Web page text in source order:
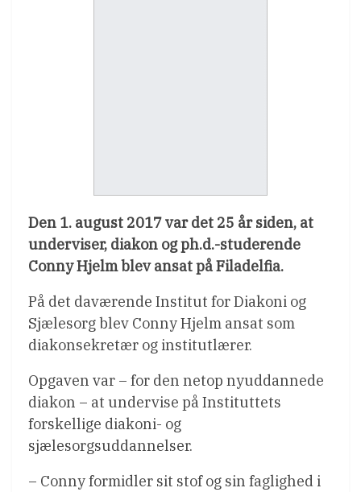
Den 1. august 2017 var det 25 år siden, at
underviser, diakon og ph.d.-studerende
Conny Hjelm blev ansat på Filadelfia.
På det daværende Institut for Diakoni og
Sjælesorg blev Conny Hjelm ansat som
diakonsekretær og institutlærer.
Opgaven var – for den netop nyuddannede
diakon – at undervise på Instituttets
forskellige diakoni- og
sjælesorgsuddannelser.
– Conny formidler sit stof og sin faglighed i